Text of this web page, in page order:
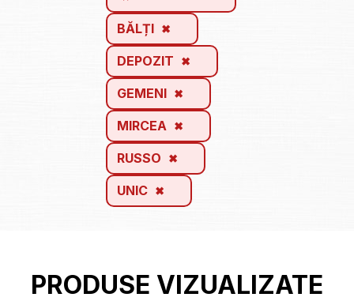
BĂLȚI
DEPOZIT
GEMENI
MIRCEA
RUSSO
UNIC
PRODUSE VIZUALIZATE